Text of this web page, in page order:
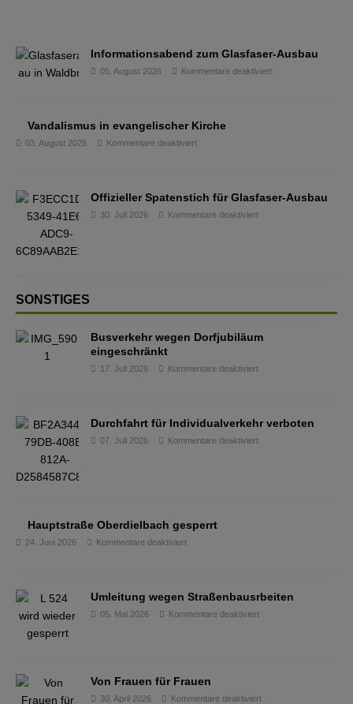
Informationsabend zum Glasfaser-Ausbau
05. August 2026 Kommentare deaktiviert
Vandalismus in evangelischer Kirche
03. August 2026 Kommentare deaktiviert
Offizieller Spatenstich für Glasfaser-Ausbau
30. Juli 2026 Kommentare deaktiviert
SONSTIGES
Busverkehr wegen Dorfjubiläum
eingeschränkt
17. Juli 2026 Kommentare deaktiviert
Durchfahrt für Individualverkehr verboten
07. Juli 2026 Kommentare deaktiviert
Hauptstraße Oberdielbach gesperrt
24. Juni 2026 Kommentare deaktiviert
Umleitung wegen Straßenbausrbeiten
05. Mai 2026 Kommentare deaktiviert
Von Frauen für Frauen
30. April 2026 Kommentare deaktiviert